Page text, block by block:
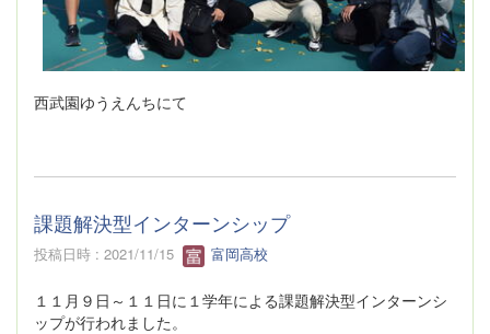
西武園ゆうえんちにて
課題解決型インターンシップ
投稿日時 : 2021/11/15 富岡高校
１１月９日～１１日に１学年による課題解決型インターンシ
ップが行われました。